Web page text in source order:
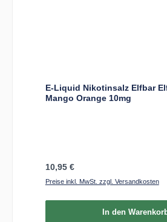
E-Liquid Nikotinsalz Elfbar
Mango Orange 10mg
Regulärer Preis:
10,95 €
Preise inkl. MwSt. zzgl. Versandkosten
In den